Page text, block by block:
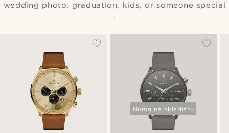
wedding photo, graduation, kids, or someone special
.
Nema na skladištu